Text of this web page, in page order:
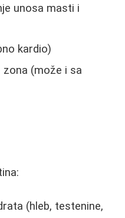
unosa masti i
kardio)
(može i sa
(hleb, testenine,